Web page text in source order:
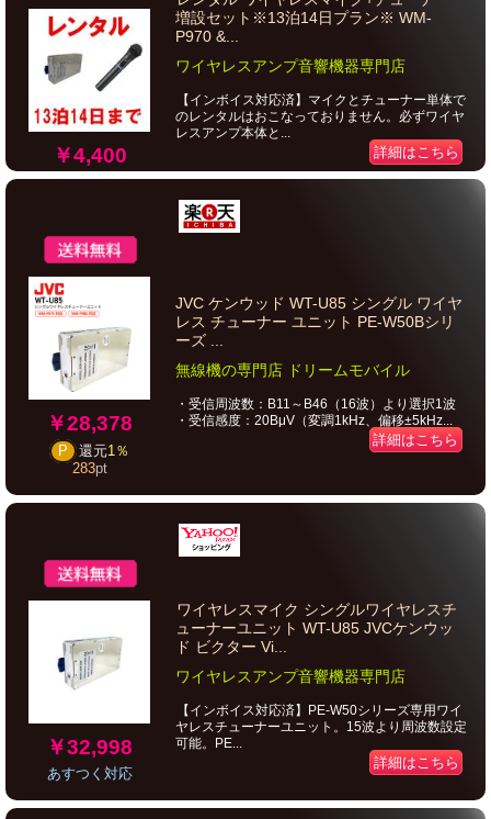
￥4,400
増設セット※13泊14日プラン※ WM-
P970 &...
ワイヤレスアンプ音響機器専門店
【インボイス対応済】マイクとチューナー単体で
のレンタルはおこなっておりません。必ずワイヤ
レスアンプ本体と...
詳細はこちら
￥28,378
P 還元1％
283pt
JVC ケンウッド WT-U85 シングル ワイヤ
レス チューナー ユニット PE-W50Bシリ
ーズ ...
無線機の専門店 ドリームモバイル
・受信周波数：B11～B46（16波）より選択1波
・受信感度：20BμV（変調1kHz、偏移±5kHz...
詳細はこちら
￥32,998
あすつく対応
ワイヤレスマイク シングルワイヤレスチ
ューナーユニット WT-U85 JVCケンウッ
ド ビクター Vi...
ワイヤレスアンプ音響機器専門店
【インボイス対応済】PE-W50シリーズ専用ワイ
ヤレスチューナーユニット。15波より周波数設定
可能。PE...
詳細はこちら